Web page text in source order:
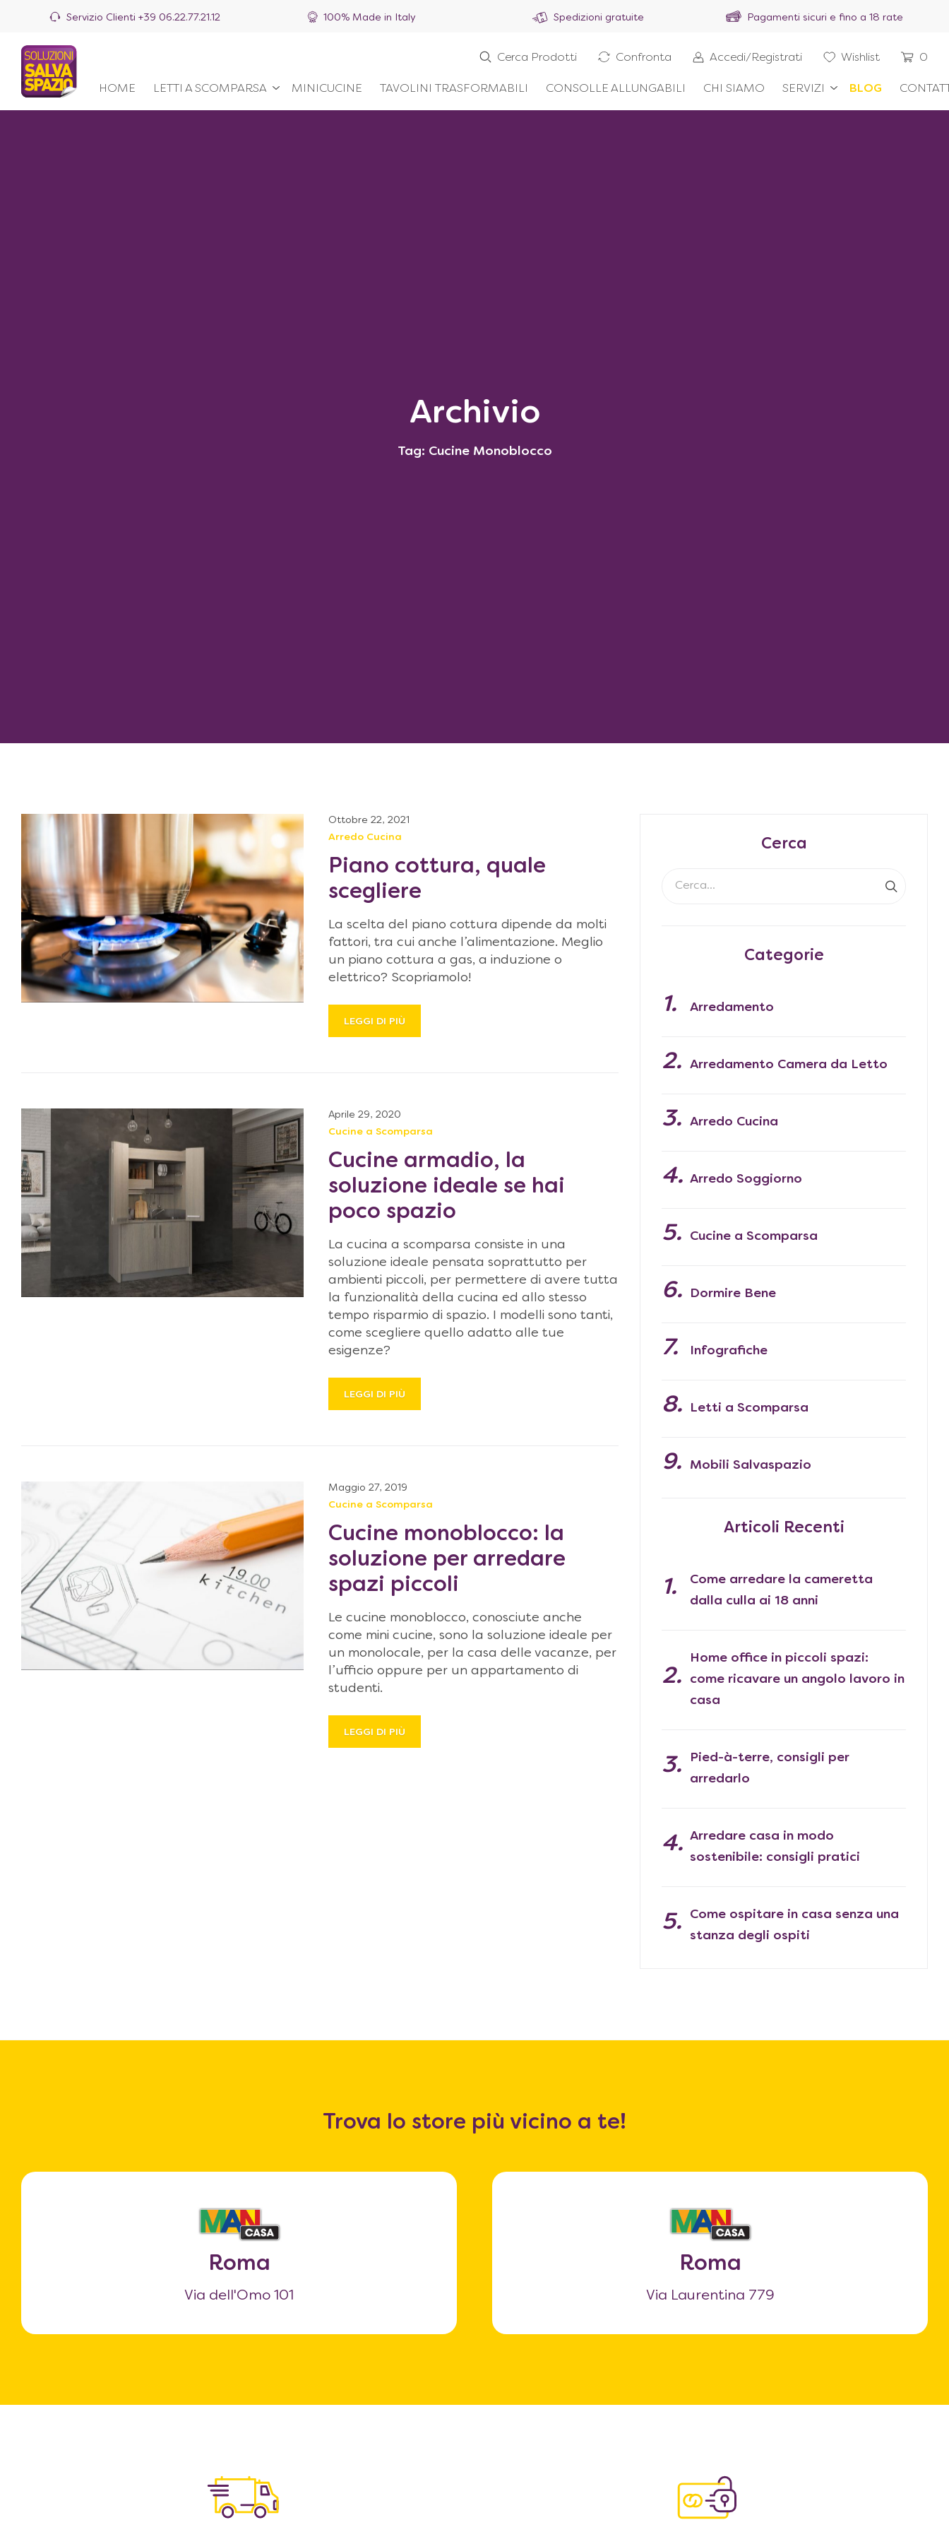
Servizio Clienti +39 06.22.77.21.12 100% Made in Italy Spedizioni gratuite Pagamenti sicuri e fino a 18 rate
HOME LETTI A SCOMPARSA MINICUCINE TAVOLINI TRASFORMABILI CONSOLLE ALLUNGABILI CHI SIAMO SERVIZI BLOG
Cerca Prodotti Confronta Accedi/Registrati Wishlist 0
Archivio
Tag: Cucine Monoblocco
Ottobre 22, 2021
Arredo Cucina
Piano cottura, quale
scegliere
La scelta del piano cottura dipende da molti
fattori, tra cui anche l’alimentazione. Meglio
un piano cottura a gas, a induzione o
elettrico? Scopriamolo!
LEGGI DI PIÙ
Aprile 29, 2020
Cucine a Scomparsa
Cucine armadio, la
soluzione ideale se hai
poco spazio
La cucina a scomparsa consiste in una
soluzione ideale pensata soprattutto per
ambienti piccoli, per permettere di avere tutta
la funzionalità della cucina ed allo stesso
tempo risparmio di spazio. I modelli sono tanti,
come scegliere quello adatto alle tue
esigenze?
LEGGI DI PIÙ
Maggio 27, 2019
Cucine a Scomparsa
Cucine monoblocco: la
soluzione per arredare
spazi piccoli
Le cucine monoblocco, conosciute anche
come mini cucine, sono la soluzione ideale per
un monolocale, per la casa delle vacanze, per
l’ufficio oppure per un appartamento di
studenti.
LEGGI DI PIÙ
Cerca
Categorie
Arredamento
Arredamento Camera da Letto
Arredo Cucina
Arredo Soggiorno
Cucine a Scomparsa
Dormire Bene
Infografiche
Letti a Scomparsa
Mobili Salvaspazio
Articoli Recenti
Come arredare la cameretta
dalla culla ai 18 anni
Home office in piccoli spazi:
come ricavare un angolo lavoro in
casa
Pied-à-terre, consigli per
arredarlo
Arredare casa in modo
sostenibile: consigli pratici
Come ospitare in casa senza una
stanza degli ospiti
Trova lo store più vicino a te!
Roma
Via dell'Omo 101
Roma
Via Laurentina 779